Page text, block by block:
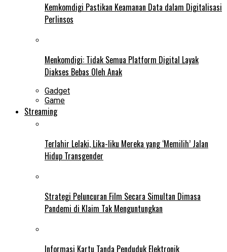
Kemkomdigi Pastikan Keamanan Data dalam Digitalisasi
Perlinsos
Menkomdigi: Tidak Semua Platform Digital Layak
Diakses Bebas Oleh Anak
Gadget
Game
Streaming
Terlahir Lelaki, Lika-liku Mereka yang ‘Memilih’ Jalan
Hidup Transgender
Strategi Peluncuran Film Secara Simultan Dimasa
Pandemi di Klaim Tak Menguntungkan
Informasi Kartu Tanda Penduduk Elektronik